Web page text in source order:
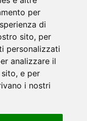
per
di
sito, per
personalizzati
analizzare il
e per
i nostri
alla GAM di Torino
dell'inconscio. Anna
GAM di Torino
sulla mostra